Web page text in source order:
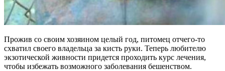
Прожив со своим хозяином целый год, питомец отчего-то
схватил своего владельца за кисть руки. Теперь любителю
экзотической живности придется проходить курс лечения,
чтобы избежать возможного заболевания бешенством.